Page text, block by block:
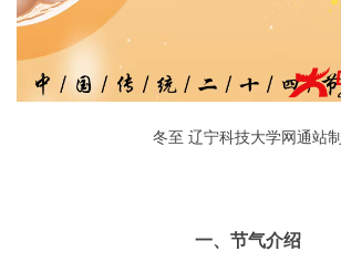
冬至 辽宁科技大学网通站制
一、节气介绍